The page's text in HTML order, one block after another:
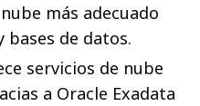
más adecuado
bases de datos.
servicios de nube
a Oracle Exadata